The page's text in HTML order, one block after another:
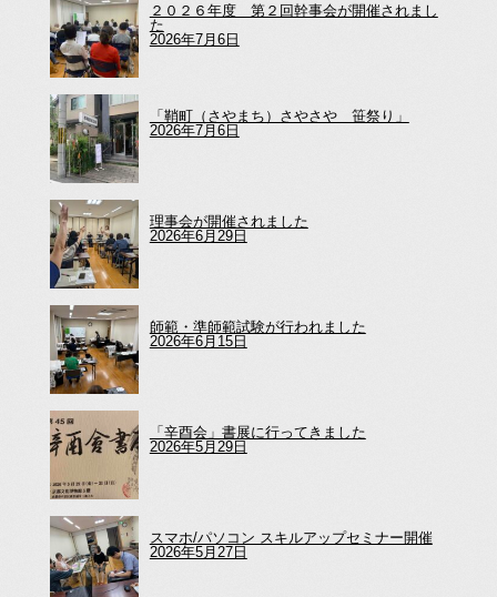
２０２６年度 第２回幹事会が開催されまし
た
2026年7月6日
「鞘町（さやまち）さやさや 笹祭り」
2026年7月6日
理事会が開催されました
2026年6月29日
師範・準師範試験が行われました
2026年6月15日
「辛酉会」書展に行ってきました
2026年5月29日
スマホ/パソコン スキルアップセミナー開催
2026年5月27日